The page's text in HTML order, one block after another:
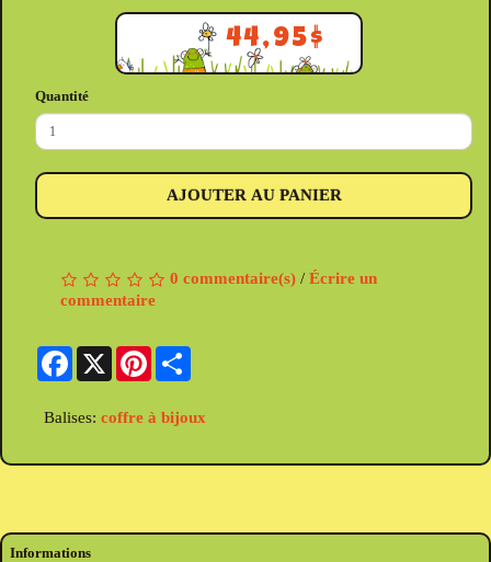
44,95$
Quantité
AJOUTER AU PANIER
0 commentaire(s) / Écrire un
commentaire
Facebook
X Pinterest
Balises: coffre à bijoux
Informations